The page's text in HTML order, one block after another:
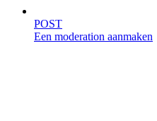
POST
Een moderation aanmaken